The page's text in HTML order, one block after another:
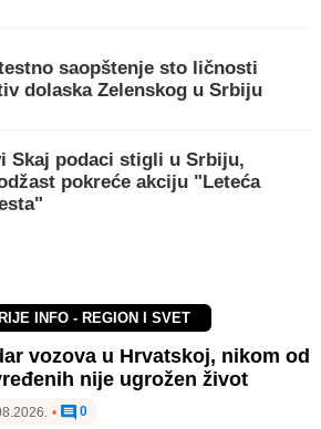
saopštenje sto ličnosti
dolaska Zelenskog u Srbiju
Skaj podaci stigli u Srbiju,
pokreće akciju "Leteća
INFO - REGION I SVET
vozova u Hrvatskoj, nikom od
nije ugrožen život
• 0